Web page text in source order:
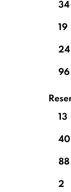
34
19
24
96
13
40
88
2